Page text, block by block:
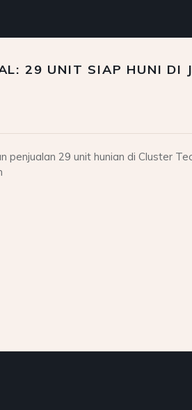
29 UNIT SIAP HUNI DI
penjualan 29 unit hunian di Cluster